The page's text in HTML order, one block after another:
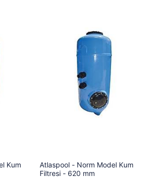
Kum
Atlaspool - Norm Model Kum
Filtresi - 620 mm